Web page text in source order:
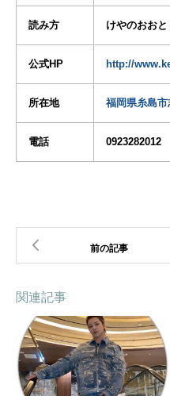
読み方 けやのおおと
公式HP http://
所在地 福岡県糸島
電話 0923282012
関連記事